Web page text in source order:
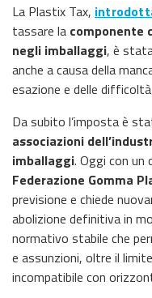
La Plastix Tax,
tassare la componente
negli imballaggi, è
anche a causa della
esazione e delle
Da subito l’imposta è
associazioni
imballaggi. Oggi con un
Federazione Gomma
previsione e chiede
abolizione definitiva in
normativo stabile che
e assunzioni, oltre il
incompatibile con